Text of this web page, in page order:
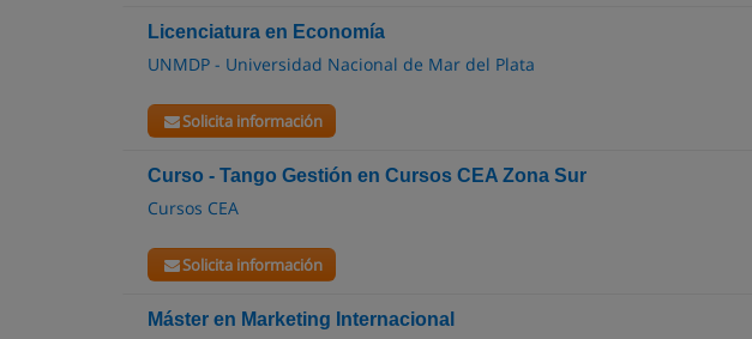
Licenciatura en Economía
UNMDP - Universidad Nacional de Mar del Plata
Solicita información
Curso - Tango Gestión en Cursos CEA Zona Sur
Cursos CEA
Solicita información
Máster en Marketing Internacional